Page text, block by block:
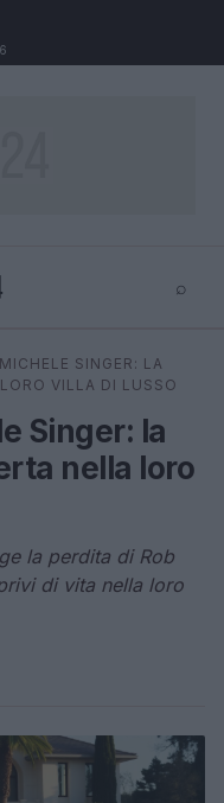
⌕
⌕
SINGER: LA
VILLA DI LUSSO
Singer: la
nella loro
la perdita di Rob
di vita nella loro